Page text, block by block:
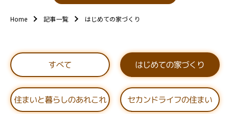
Home 記事一覧 はじめての家づくり
すべて はじめての家づくり
住まいと暮らしのあれこれ セカンドライフの住まい